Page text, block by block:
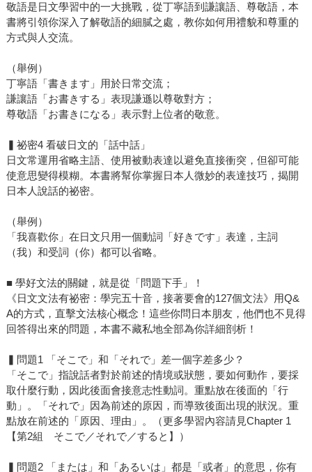
敬語是日文學習中的一大挑戰，從丁寧語到謙讓語、尊敬語，本
書將引領你深入了解敬語的細膩之處，教你如何用禮貌和尊重的
方式與人交流。
（舉例）
丁寧語「書きます」用於日常交流；
謙讓語「お書きする」表現謙遜以尊敬對方；
尊敬語「お書きになる」表示對上位者的敬意。
▍祕密4 看破日文的「話中話」
日文常運用省略主語、使用被動表達以避免直接衝突，但卻可能
使意思變得模糊。本書將幫你掌握日本人微妙的表達技巧，揭開
日本人說話的祕密。
（舉例）
「我喜歡你」在日文只用一個動詞「好きです」表達，主詞
（我）和受詞（你）都可以省略。
■ 學好文法的關鍵，就是從「問題下手」！
《日文文法有祕密：學完五十音，接著要會的127個文法》用Q&
A的方式，直擊文法核心概念！這些你問日本朋友，他們也不見得
回答得出來的問題，本書不藏私地全部為你詳細剖析！
▍問題1 「そこで」和「それで」差一個字差多少？
「そこで」指說話者對於前述的情境或狀態，要如何動作，要採
取什麼行動，因此後面會接意志性動詞。重點放在後面的「行
動」。「それで」因為前述的原因，而導致後面出現的狀況。重
點放在前述的「原因、理由」。（更多學習內容請見Chapter 1
【第2組 そこで／それで／すると】）
▍問題2 「または」和「あるいは」都是「或者」的意思，你有